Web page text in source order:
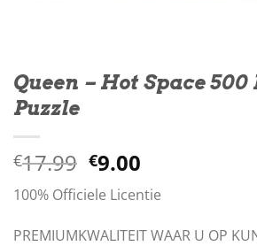
Queen – Hot Space 500
Puzzle
€17.99 Oorspronkelijke
prijs
was:
€17.99.
€9.00
prijs
is:
€9.00.
100% Officiele Licentie
PREMIUMKWALITEIT WAAR U OP